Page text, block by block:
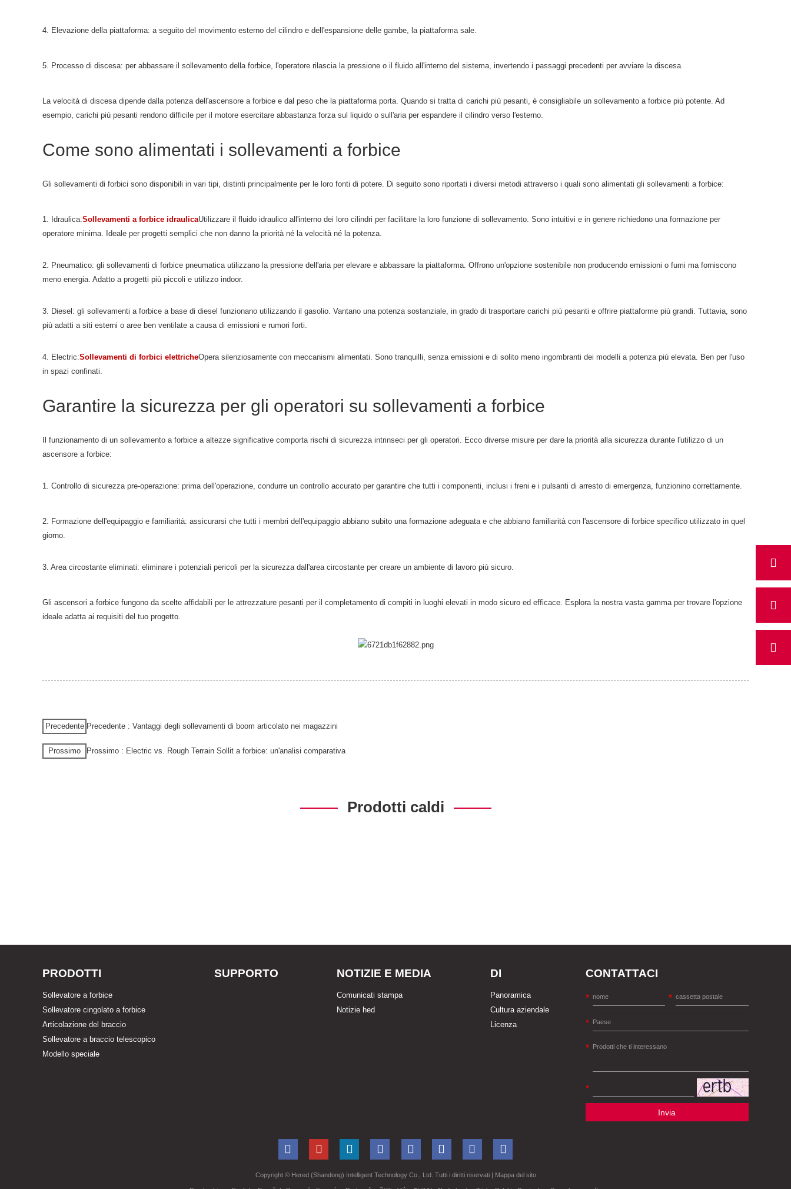
4. Elevazione della piattaforma: a seguito del movimento esterno del cilindro e dell'espansione delle gambe, la piattaforma sale.
5. Processo di discesa: per abbassare il sollevamento della forbice, l'operatore rilascia la pressione o il fluido all'interno del sistema, invertendo i passaggi precedenti per avviare la discesa.
La velocità di discesa dipende dalla potenza dell'ascensore a forbice e dal peso che la piattaforma porta. Quando si tratta di carichi più pesanti, è consigliabile un sollevamento a forbice più potente. Ad
esempio, carichi più pesanti rendono difficile per il motore esercitare abbastanza forza sul liquido o sull'aria per espandere il cilindro verso l'esterno.
Come sono alimentati i sollevamenti a forbice
Gli sollevamenti di forbici sono disponibili in vari tipi, distinti principalmente per le loro fonti di potere. Di seguito sono riportati i diversi metodi attraverso i quali sono alimentati gli sollevamenti a forbice:
1. Idraulica:Sollevamenti a forbice idraulicaUtilizzare il fluido idraulico all'interno dei loro cilindri per facilitare la loro funzione di sollevamento. Sono intuitivi e in genere richiedono una formazione per
operatore minima. Ideale per progetti semplici che non danno la priorità né la velocità né la potenza.
2. Pneumatico: gli sollevamenti di forbice pneumatica utilizzano la pressione dell'aria per elevare e abbassare la piattaforma. Offrono un'opzione sostenibile non producendo emissioni o fumi ma forniscono
meno energia. Adatto a progetti più piccoli e utilizzo indoor.
3. Diesel: gli sollevamenti a forbice a base di diesel funzionano utilizzando il gasolio. Vantano una potenza sostanziale, in grado di trasportare carichi più pesanti e offrire piattaforme più grandi. Tuttavia, sono
più adatti a siti esterni o aree ben ventilate a causa di emissioni e rumori forti.
4. Electric:Sollevamenti di forbici elettricheOpera silenziosamente con meccanismi alimentati. Sono tranquilli, senza emissioni e di solito meno ingombranti dei modelli a potenza più elevata. Ben per l'uso
in spazi confinati.
Garantire la sicurezza per gli operatori su sollevamenti a forbice
Il funzionamento di un sollevamento a forbice a altezze significative comporta rischi di sicurezza intrinseci per gli operatori. Ecco diverse misure per dare la priorità alla sicurezza durante l'utilizzo di un
ascensore a forbice:
1. Controllo di sicurezza pre-operazione: prima dell'operazione, condurre un controllo accurato per garantire che tutti i componenti, inclusi i freni e i pulsanti di arresto di emergenza, funzionino correttamente.
2. Formazione dell'equipaggio e familiarità: assicurarsi che tutti i membri dell'equipaggio abbiano subito una formazione adeguata e che abbiano familiarità con l'ascensore di forbice specifico utilizzato in quel
giorno.
3. Area circostante eliminati: eliminare i potenziali pericoli per la sicurezza dall'area circostante per creare un ambiente di lavoro più sicuro.
Gli ascensori a forbice fungono da scelte affidabili per le attrezzature pesanti per il completamento di compiti in luoghi elevati in modo sicuro ed efficace. Esplora la nostra vasta gamma per trovare l'opzione
ideale adatta ai requisiti del tuo progetto.
Precedente Precedente : Vantaggi degli sollevamenti di boom articolato nei magazzini
Prossimo Prossimo : Electric vs. Rough Terrain Sollit a forbice: un'analisi comparativa
Prodotti caldi
PRODOTTI
Sollevatore a forbice
Sollevatore cingolato a forbice
Articolazione del braccio
Sollevatore a braccio telescopico
Modello speciale
SUPPORTO NOTIZIE E MEDIA
Comunicati stampa
Notizie hed
DI
Panoramica
Cultura aziendale
Licenza
CONTATTACI
Invia
Copyright © Hered (Shandong) Intelligent Technology Co., Ltd. Tutti i diritti riservati | Mappa del sito